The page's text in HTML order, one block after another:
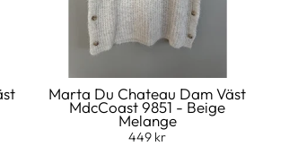
Marta Du Chateau Dam Väst
MdcCoast 9851 - Beige
Melange
449 kr